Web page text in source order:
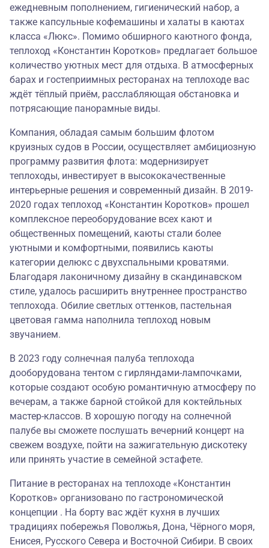
ежедневным пополнением, гигиенический набор, а
также капсульные кофемашины и халаты в каютах
класса «Люкс». Помимо обширного каютного фонда,
теплоход «Константин Коротков» предлагает большое
количество уютных мест для отдыха. В атмосферных
барах и гостеприимных ресторанах на теплоходе вас
ждёт тёплый приём, расслабляющая обстановка и
потрясающие панорамные виды.
Компания, обладая самым большим флотом
круизных судов в России, осуществляет амбициозную
программу развития флота: модернизирует
теплоходы, инвестирует в высококачественные
интерьерные решения и современный дизайн. В 2019-
2020 годах теплоход «Константин Коротков» прошел
комплексное переоборудование всех кают и
общественных помещений, каюты стали более
уютными и комфортными, появились каюты
категории делюкс с двухспальными кроватями.
Благодаря лаконичному дизайну в скандинавском
стиле, удалось расширить внутреннее пространство
теплохода. Обилие светлых оттенков, пастельная
цветовая гамма наполнила теплоход новым
звучанием.
В 2023 году солнечная палуба теплохода
дооборудована тентом с гирляндами-лампочками,
которые создают особую романтичную атмосферу по
вечерам, а также барной стойкой для коктейльных
мастер-классов. В хорошую погоду на солнечной
палубе вы сможете послушать вечерний концерт на
свежем воздухе, пойти на зажигательную дискотеку
или принять участие в семейной эстафете.
Питание в ресторанах на теплоходе «Константин
Коротков» организовано по гастрономической
концепции . На борту вас ждёт кухня в лучших
традициях побережья Поволжья, Дона, Чёрного моря,
Енисея, Русского Севера и Восточной Сибири. В своих